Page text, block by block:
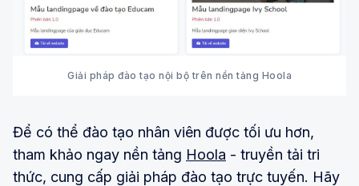
Giải pháp đào tạo nội bộ trên nền tảng Hoola
Để có thể đào tạo nhân viên được tối ưu hơn,
tham khảo ngay nền tảng Hoola - truyền tải tri
thức, cung cấp giải pháp đào tạo trực tuyến. Hãy